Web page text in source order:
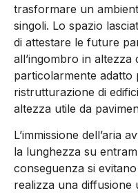
trasformare un
singoli. Lo spazio
di attestare le future
all’ingombro in altezza
particolarmen­te adatto
ristrutturazione di
altezza utile da
L’immissione dell’aria
la lun­ghezza su
conseguenza si
realizza una